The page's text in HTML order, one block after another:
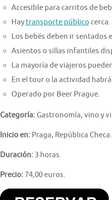
Accesible para carritos de
Hay transporte público cerca.
Los bebés deben ir sentados
Asientos o sillas infantiles
La mayoría de viajeros
En el tour o la actividad
Operado por Beer Prague.
Categoría: Gastronomía, vino y
Inicio en: Praga, República Checa.
Duración: 3 horas.
Precio: 74,00 euros.